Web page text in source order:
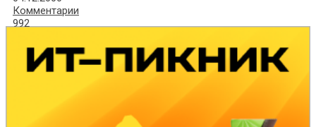
Комментарии
992